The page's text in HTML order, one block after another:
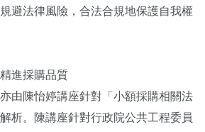
避法律風險，合法合規地保護自我權
進採購品質
由陳怡婷講座針對「小額採購相關法
析。陳講座針對行政院公共工程委員